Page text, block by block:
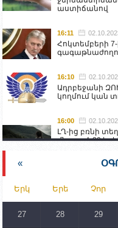
աստիճանով
16:11
Հոկտեմբերի
16:10
Ադրբեջանի
կողմում կան
16:00
ԼՂ-ից բռնի
մնացած 20
Իրանը կողմ
զարգացմանը,
սահմանների
«
Երկ Երե Չոր
27 28 29